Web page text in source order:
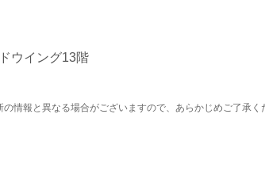
ウイング13階
情報と異なる場合がございますので、あらかじめご了承く